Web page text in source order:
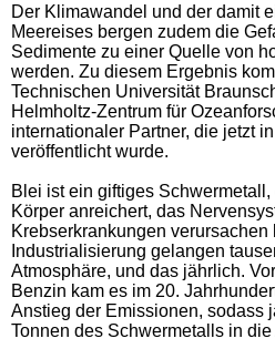
Der Klimawandel und der damit
Meereises bergen zudem die
Sedimente zu einer Quelle von
werden. Zu diesem Ergebnis
Technischen Universität
Helmholtz-Zentrum für
internationaler Partner, die jetzt
veröffentlicht wurde.
Blei ist ein giftiges
Körper anreichert, das
Krebserkrankungen
Industrialisierung gelangen
Atmosphäre, und das jährlich.
Benzin kam es im 20.
Anstieg der Emissionen, sodass
Tonnen des Schwermetalls in